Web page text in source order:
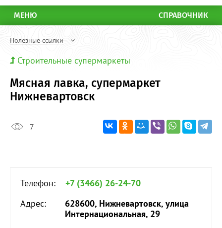
МЕНЮ СПРАВОЧНИК
Полезные ссылки
Строительные супермаркеты
Мясная лавка, супермаркет
Нижневартовск
7
Телефон:
+7 (3466) 26-24-70
Адрес:
628600, Нижневартовск, улица
Интернациональная, 29